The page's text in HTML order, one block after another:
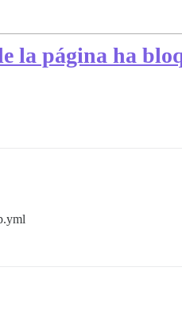
página ha